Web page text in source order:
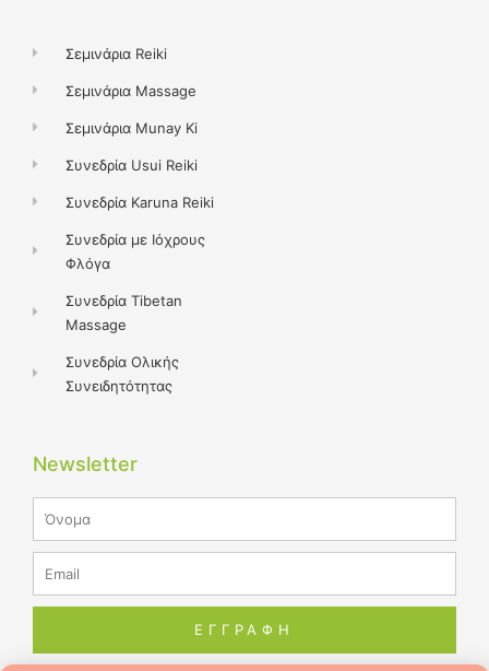
m
Σεμινάρια Reiki
Σεμινάρια Massage
Σεμινάρια Munay Ki
Συνεδρία Usui Reiki
Συνεδρία Karuna Reiki
Συνεδρία με Ιόχρους
Φλόγα
Συνεδρία Tibetan
Massage
Συνεδρία Ολικής
Συνειδητότητας
Newsletter
ΕΓΓΡΑΦΗ